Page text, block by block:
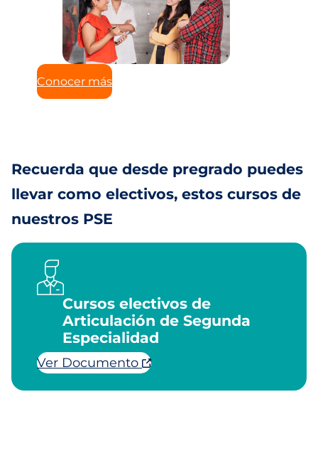
Conocer más
Recuerda que desde pregrado puedes
llevar como electivos, estos cursos de
nuestros PSE
Cursos electivos de
Articulación de Segunda
Especialidad
Ver Documento